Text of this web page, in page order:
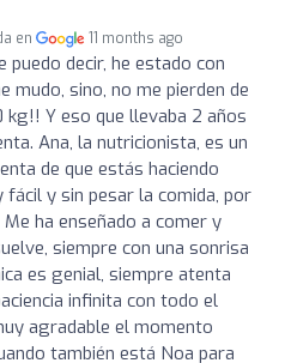
en 11 months ago
puedo decir, he estado con
mudo, sino, no me pierden de
kg!! Y eso que llevaba 2 años
Ana, la nutricionista, es un
de que estás haciendo
y sin pesar la comida, por
ha enseñado a comer y
siempre con una sonrisa
es genial, siempre atenta
infinita con todo el
agradable el momento
también está Noa para